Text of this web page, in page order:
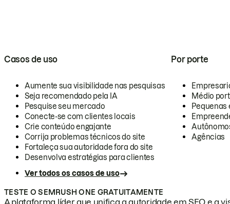
Casos de uso
Aumente sua visibilidade nas pesquisas
Seja recomendado pela IA
Pesquise seu mercado
Conecte-se com clientes locais
Crie conteúdo engajante
Corrija problemas técnicos do site
Fortaleça sua autoridade fora do site
Desenvolva estratégias para clientes
Ver todos os casos de uso
Por porte
Médio
Pequenas
Agências
TESTE O SEMRUSH ONE GRATUITAMENTE
A plataforma líder que unifica a autoridade em SEO e a